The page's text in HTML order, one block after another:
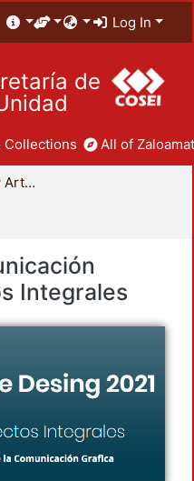
Log In
de
Collections All of
División de Ciencias y Artes para el Diseño
Integrales